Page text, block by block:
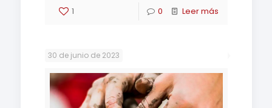
1 0 Leer más
30 de junio de 2023